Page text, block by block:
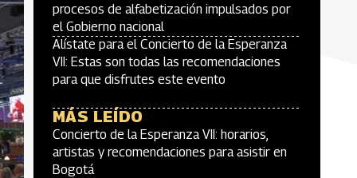
procesos de alfabetización impulsados por
el Gobierno nacional
Alístate para el Concierto de la Esperanza
VII: Estas son todas las recomendaciones
para que disfrutes este evento
MÁS LEÍDO
Concierto de la Esperanza VII: horarios,
artistas y recomendaciones para asistir en
Bogotá